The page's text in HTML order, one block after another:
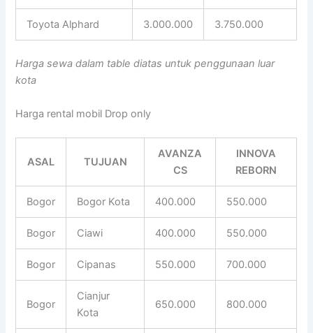
Toyota Alphard 3.000.000 3.750.000
Harga sewa dalam table diatas untuk penggunaan luar
kota
Harga rental mobil Drop only
ASAL TUJUAN
AVANZA
CS
INNOVA
REBORN
Bogor Bogor Kota 400.000 550.000
Bogor Ciawi 400.000 550.000
Bogor Cipanas 550.000 700.000
Bogor
Cianjur
Kota
650.000 800.000